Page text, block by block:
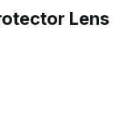
Lens